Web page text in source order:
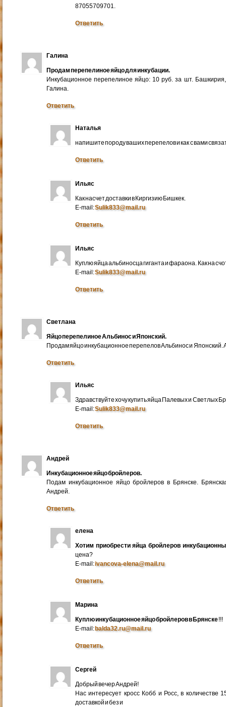
87055709701.
Ответить
Галина
Продам перепелиное яйцо для инкубации.
Инкубационное перепелиное яйцо: 10 руб. за шт.
Галина.
Ответить
Наталья
напишите породу ваших перепелов и как с вами
Ответить
Ильяс
Как насчет доставки в Киргизию Бишкек.
E-mail:Sulik833@mail.ru
Ответить
Ильяс
Куплю яйца альбиносца гиганта и фараона. Как на
E-mail:Sulik833@mail.ru
Ответить
Светлана
Яйцо перепелиное Альбинос и Японский.
Продам яйцо инкубационное перепелов Альбинос и
Ответить
Ильяс
Здравствуйте хочу купить яйца Палевых и Светлых
E-mail:Sulik833@mail.ru
Ответить
Андрей
Инкубационное яйцо бройлеров.
Подам инкубационное яйцо бройлеров в Брянске.
Андрей.
Ответить
елена
Хотим приобрести яйца бройлеров
цена?
E-mail:ivancova-elena@mail.ru
Ответить
Марина
Куплю инкубационное яйцо бройлеров в Брянске!!!
E-mail:balda32.ru@mail.ru
Ответить
Сергей
Добрый вечер Андрей!
Нас интересует кросс Кобб и Росс, в количестве
доставкой и без и